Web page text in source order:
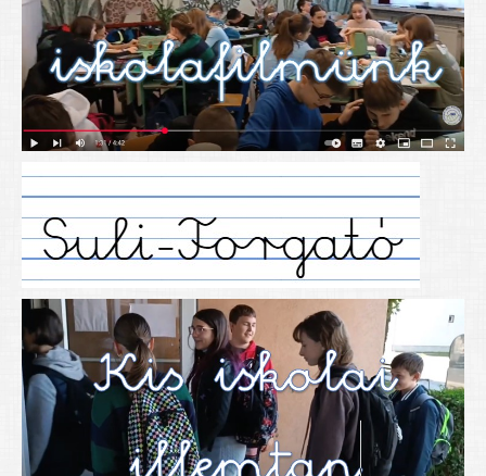
UNESCO Társult Iskola
Sportversenyek
Tanulmányi versenyek
Alapítványunk
Nyitva tartás
SZÜLŐKNEK
Google Tanterem, Classroom - útmutató diákoknak
Tanév rendje
Étkezés befizetése
Étlap
eKréta